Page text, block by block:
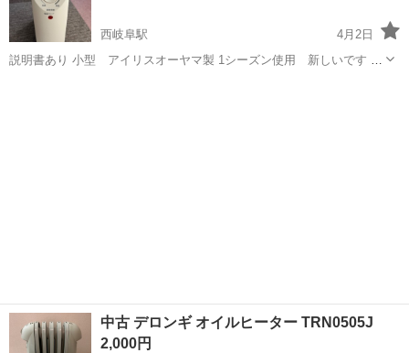
西岐阜駅
4月2日
説明書あり 小型 アイリスオーヤマ製 1シーズン使用 新しいです 幅
中古 デロンギ オイルヒーター TRN0505J
2,000円